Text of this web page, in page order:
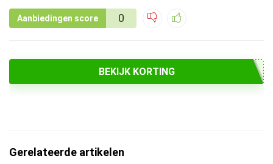
Aanbiedingen score 0
BEKIJK KORTING
Gerelateerde artikelen